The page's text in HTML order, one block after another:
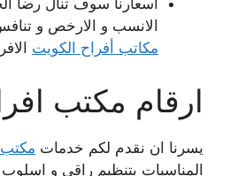
أسعارنا سوف تنال رضا
الانسب و الارخص و
مكاتب أفراح الكويت
ارقام مكتب
يسرنا ان نقدم لكم خدمات مكتب
المناسبات بتنظيم راقي و